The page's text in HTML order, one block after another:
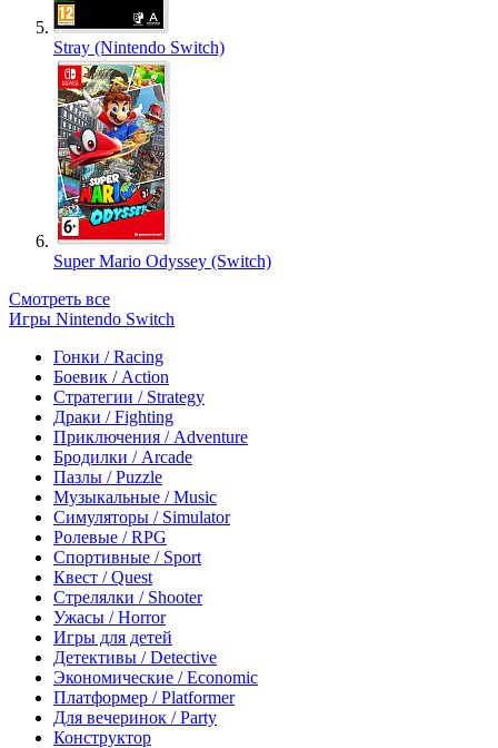
Stray (Nintendo Switch)
Super Mario Odyssey (Switch)
Смотреть все
Игры Nintendo Switch
Гонки / Racing
Боевик / Action
Стратегии / Strategy
Драки / Fighting
Приключения / Adventure
Бродилки / Arcade
Пазлы / Puzzle
Музыкальные / Music
Симуляторы / Simulator
Ролевые / RPG
Спортивные / Sport
Квест / Quest
Стрелялки / Shooter
Ужасы / Horror
Игры для детей
Детективы / Detective
Экономические / Economic
Платформер / Platformer
Для вечеринок / Party
Конструктор